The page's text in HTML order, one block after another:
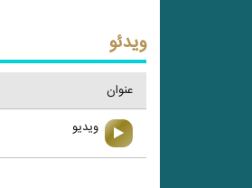
ویدئو
عنوان
ویدیو